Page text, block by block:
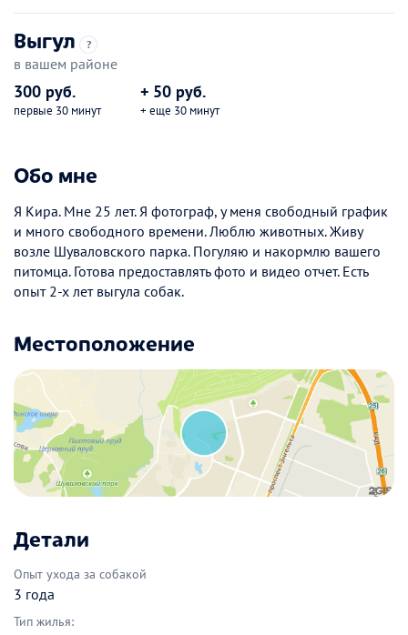
Выгул ?
в вашем районе
300 руб.
первые 30 минут
+ 50 руб.
+ еще 30 минут
Обо мне
Я Кира. Мне 25 лет. Я фотограф, у меня свободный график
и много свободного времени. Люблю животных. Живу
возле Шуваловского парка. Погуляю и накормлю вашего
питомца. Готова предоставлять фото и видео отчет. Есть
опыт 2-х лет выгула собак.
Местоположение
Детали
Опыт ухода за собакой
3 года
Тип жилья: